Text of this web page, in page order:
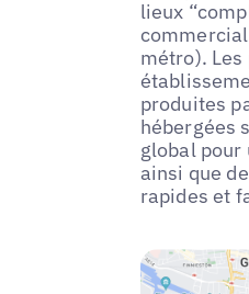
lieux
métro). Les
produites
hébergées
global
ainsi que
rapides et